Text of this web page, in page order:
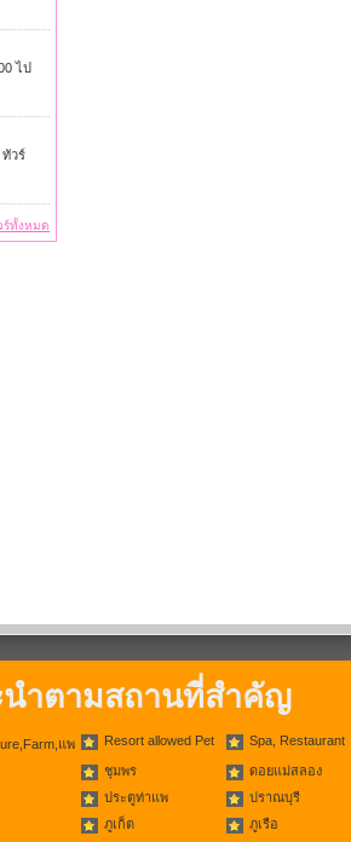
ไป
ทัวร์
ร์ทั้งหมด
ำตามสถานที่สำคัญ
แพ Resort allowed Pet Spa, Restaurant
ชุมพร
ดอยแม่สลอง
ประตูท่าแพ
ปราณบุรี
ภูเก็ต
ภูเรือ